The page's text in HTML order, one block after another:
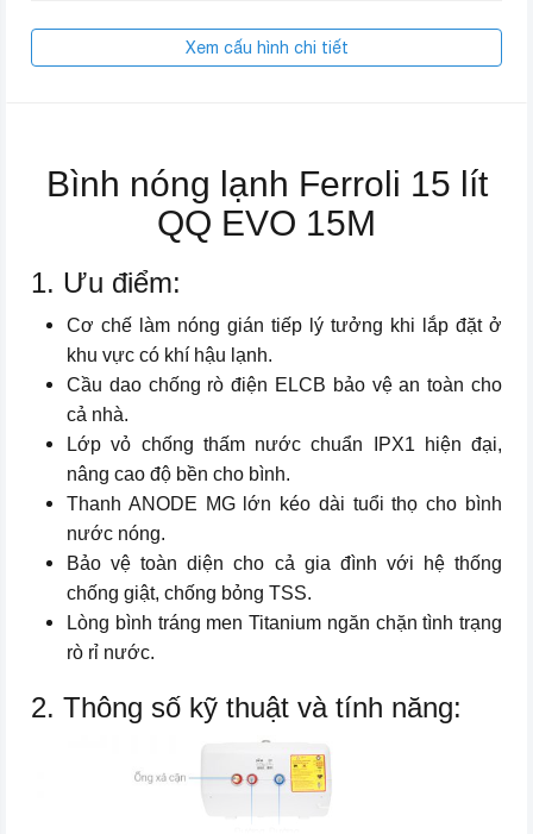
Nơi lắp ráp Việt Nam
Xem cấu hình chi tiết
Bình nóng lạnh Ferroli 15 lít
QQ EVO 15M
1. Ưu điểm:
Cơ chế làm nóng gián tiếp lý tưởng khi lắp đặt ở
khu vực có khí hậu lạnh.
Cầu dao chống rò điện ELCB bảo vệ an toàn cho
cả nhà.
Lớp vỏ chống thấm nước chuẩn IPX1 hiện đại,
nâng cao độ bền cho bình.
Thanh ANODE MG lớn kéo dài tuổi thọ cho bình
nước nóng.
Bảo vệ toàn diện cho cả gia đình với hệ thống
chống giật, chống bỏng TSS.
Lòng bình tráng men Titanium ngăn chặn tình trạng
rò rỉ nước.
2. Thông số kỹ thuật và tính năng: